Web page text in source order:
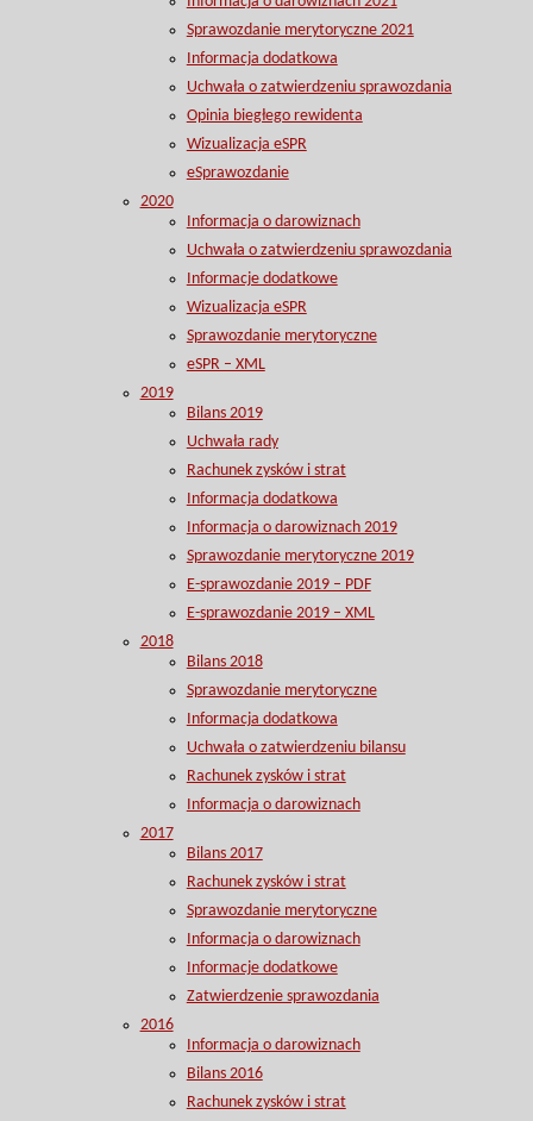
Sprawozdanie merytoryczne 2021
Informacja dodatkowa
Uchwała o zatwierdzeniu sprawozdania
Opinia biegłego rewidenta
Wizualizacja eSPR
eSprawozdanie
2020
Informacja o darowiznach
Uchwała o zatwierdzeniu sprawozdania
Informacje dodatkowe
Wizualizacja eSPR
Sprawozdanie merytoryczne
eSPR – XML
2019
Bilans 2019
Uchwała rady
Rachunek zysków i strat
Informacja dodatkowa
Informacja o darowiznach 2019
Sprawozdanie merytoryczne 2019
E-sprawozdanie 2019 – PDF
E-sprawozdanie 2019 – XML
2018
Bilans 2018
Sprawozdanie merytoryczne
Informacja dodatkowa
Uchwała o zatwierdzeniu bilansu
Rachunek zysków i strat
Informacja o darowiznach
2017
Bilans 2017
Rachunek zysków i strat
Sprawozdanie merytoryczne
Informacja o darowiznach
Informacje dodatkowe
Zatwierdzenie sprawozdania
2016
Informacja o darowiznach
Bilans 2016
Rachunek zysków i strat